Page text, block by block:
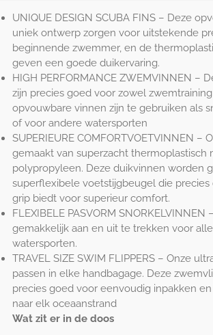
UNIQUE DESIGN SCUBA FINS – Deze
uniek ontwerp zorgen voor uitstekende
beginnende zwemmer, en de
geven een goede duikervaring.
HIGH PERFORMANCE ZWEMVINNEN –
zijn precies goed voor zowel
opvouwbare vinnen zijn te gebruiken als
of voor andere watersporten
SUPERIEURE COMFORTVOETVINNEN –
gemaakt van superzacht thermoplastisch
polypropyleen. Deze duikvinnen worden
superflexibele voetstijgbeugel die precies
grip biedt voor superieur comfort.
FLEXIBELE PASVORM
gemakkelijk aan en uit te trekken voor
watersporten.
TRAVEL SIZE SWIM FLIPPERS – Onze
passen in elke handbagage. Deze
precies goed voor eenvoudig inpakken
naar elk oceaanstrand
Wat zit er in de doos